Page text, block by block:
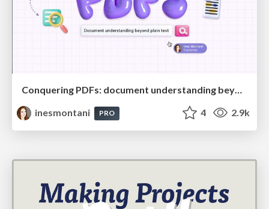
Conquering PDFs: document understanding beyond plain text
inesmontani
PRO 4 2.9k